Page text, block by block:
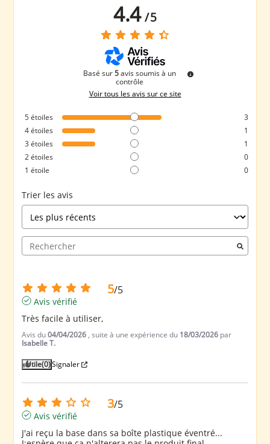
4.4/5
Basé sur5avis soumis à un
contrôle
Voir tous les avis sur ce site
5étoiles
3
4étoiles
1
3étoiles
1
2étoiles
0
1étoile 0
Trier les avis
5/5
Avis vérifié
Très facile à utiliser,
Avis du04/04/2026 , suite à une expérience du 18/03/2026 par
Isabelle T.
Utile(0)Signaler
3/5
Avis vérifié
J'ai reçu la base dans sa boîte plastique éventré...